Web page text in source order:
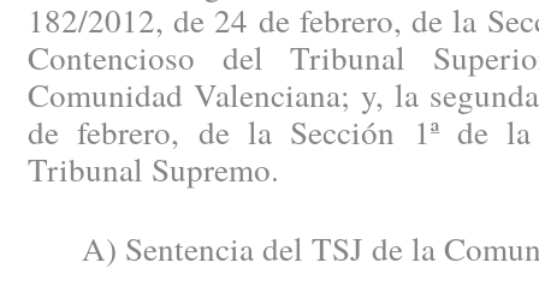
182/2012, de 24 de febrero, de la
Contencioso del Tribunal
Comunidad Valenciana; y, la
de febrero, de la Sección 1ª de
Tribunal Supremo.
A) Sentencia del TSJ de la